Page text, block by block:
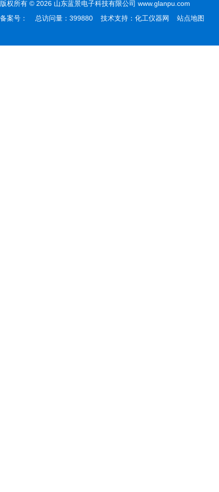
版权所有 © 2026 山东蓝景电子科技有限公司 www.glanpu.com
备案号：
总访问量：399880 技术支持： 化工仪器网 站点地图